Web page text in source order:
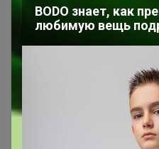
BODO знает, как
любимую вещь